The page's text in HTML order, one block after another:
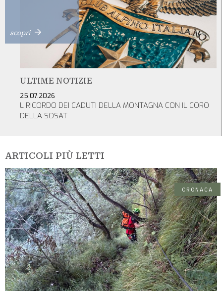
scopri
ULTIME NOTIZIE
25.07.2026
L RICORDO DEI CADUTI DELLA MONTAGNA CON IL CORO
DELLA SOSAT
ARTICOLI PIÙ LETTI
CRONACA